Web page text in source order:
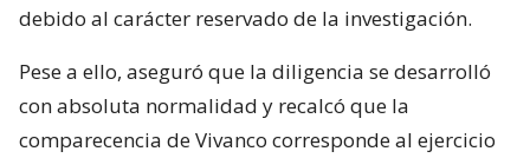
debido al carácter reservado de la investigación.
Pese a ello, aseguró que la diligencia se desarrolló
con absoluta normalidad y recalcó que la
comparecencia de Vivanco corresponde al ejercicio